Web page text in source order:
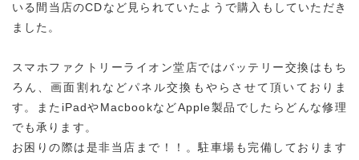
いる間当店のCDなど見られていたようで購入もしていただき
ました。
スマホファクトリーライオン堂店ではバッテリー交換はもち
ろん、画面割れなどパネル交換もやらさせて頂いておりま
す。またiPadやMacbookなどApple製品でしたらどんな修理
でも承ります。
お困りの際は是非当店まで！！。駐車場も完備しております